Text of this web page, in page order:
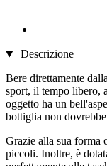
Descrizione
Bere direttamente
sport, il tempo libero,
oggetto ha un
bottiglia non
Grazie alla sua forma
piccoli. Inoltre, è